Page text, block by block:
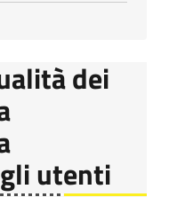
dei
utenti